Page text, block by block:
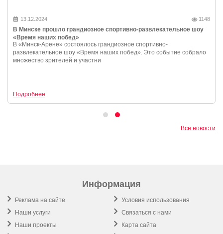
13.12.2024 1148
В Минске прошло грандиозное спортивно-развлекательное шоу
«Время наших побед»
В «Минск-Арене» состоялось грандиозное спортивно-
развлекательное шоу «Время наших побед». Это событие собрало
множество зрителей и участни
Подробнее
Все новости
Информация
Реклама на сайте
Наши услуги
Наши проекты
Условия использования
Связаться с нами
Карта сайта